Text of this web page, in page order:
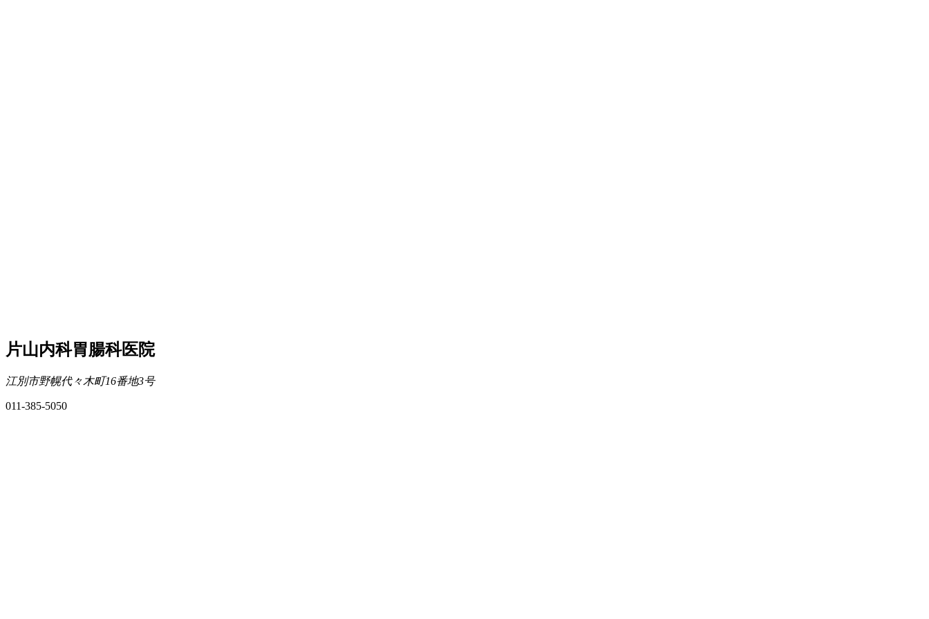
片山内科胃腸科医院
江別市野幌代々木町16番地3号
011-385-5050